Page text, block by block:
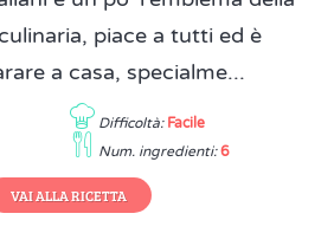
piace a tutti ed è
a casa, specialme...
Difficoltà: Facile
Num. ingredienti: 6
VAI ALLA RICETTA